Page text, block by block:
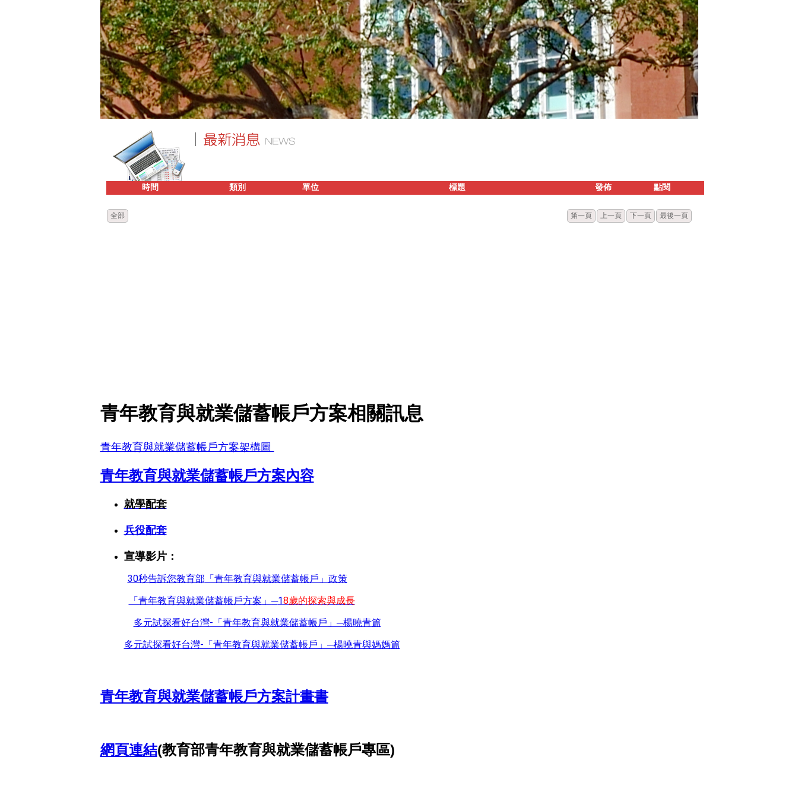
時間 類別 單位 標題 發佈 點閱
全部 第一頁 上一頁 下一頁 最後一頁
青年教育與就業儲​蓄帳戶方案相關訊息
青年教育與就業儲蓄帳戶方案架構圖
青年教育與就業儲蓄帳戶方案內容
就學配套
兵役配套
宣導影片：
30秒告訴您教育部 「青年教育與就業儲蓄帳戶」 政策
「青年教育與就業儲蓄帳戶方案」 ─18歲的探索與成長
多元試探看好台灣-「青年教育與就業儲蓄帳戶」─楊曉青篇
多元試探看好台灣-「青年教育與就業儲蓄帳戶」─楊曉青與媽媽篇
青年教育與就業儲​蓄帳戶方案計畫書
網頁連結(教育部青年教育與就業儲蓄帳戶專區)